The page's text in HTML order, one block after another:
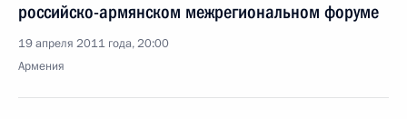
российско-армянском межрегиональном форуме
19 апреля 2011 года, 20:00
Армения